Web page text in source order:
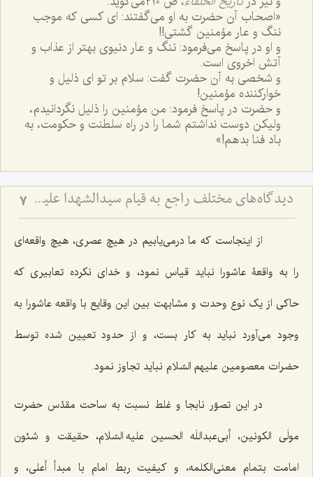
«اصحاب آن حضرت به او می‌گفتند: ای کسی که موجب
ننگ و عار مؤمنین گشتی!!
و او در پاسخ می‌فرمود: ننگ و عار دنیوی بهتر از عذاب و
آتش اخروی است.
و شخصی به آن حضرت گفت: سلام بر تو ای ذلیل و
خوارکننده مؤمنین!
و حضرت در پاسخ فرمود: من مؤمنین را ذلیل نگردانیدم،
ولیکن دوست نداشتم شما را در راه سلطنت و حکومت، به
باد فنا بدهم!»
دیدگاه‌های مختلف راجع به قیام سیدالشهدا علیه السلام - بررسی اجمالی هدف قیام امام حسین علیه‌السلام 7
از اینجاست که ما درمی‌یابیم در هیچ عصری، هیچ واقعه‌ای
را به واقعۀ عاشورا نباید قیاس نمود، و خدای نکرده تعابیری که
حاکی از یک نوع وحدت و مشابهت بین این وقایع با واقعه عاشورا به
وجود می‌آورد نباید به کار بست، و از حدود تعیین شده توسط
حضرات معصومین علیهم السّلام نباید تجاوز نمود.
در این تصوّر نابجا و غلط نسبت به ساحت مقدّس حضرت
مولَی الکونین، أبی‌عبداللَه الحسین علیه السّلام، حقیقت و شئون
امامت بتمام معنی‌الکلمه، و کیفیت ربط امام با مبدأ أعلی، و